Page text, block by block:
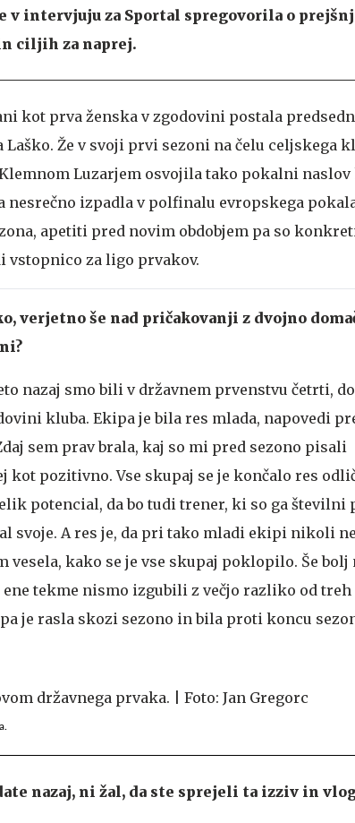
v intervjuju za Sportal spregovorila o
ciljih za naprej.
kot prva ženska v zgodovini postala
Že v svoji prvi sezoni na čelu celjskega
Luzarjem osvojila tako pokalni naslov
nesrečno izpadla v polfinalu evropskega
apetiti pred novim obdobjem pa so
vstopnico za ligo prvakov.
verjetno še nad pričakovanji z dvojno
nazaj smo bili v državnem prvenstvu četrti,
kluba. Ekipa je bila res mlada, napovedi
sem prav brala, kaj so mi pred sezono pisali
pozitivno. Vse skupaj se je končalo res
potencial, da bo tudi trener, ki so ga številni
svoje. A res je, da pri tako mladi ekipi nikoli
vesela, kako se je vse skupaj poklopilo. Še bolj
tekme nismo izgubili z večjo razliko od treh
je rasla skozi sezono in bila proti koncu
nazaj, ni žal, da ste sprejeli ta izziv in